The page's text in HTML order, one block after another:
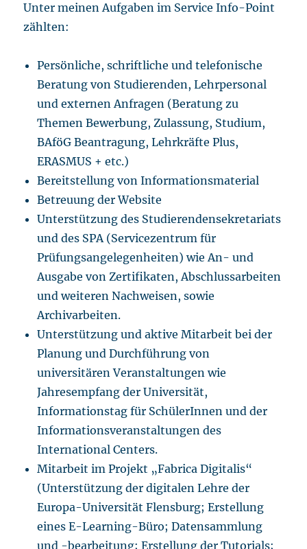
Unter meinen Aufgaben im Service Info-Point
zählten:
Persönliche, schriftliche und telefonische
Beratung von Studierenden, Lehrpersonal
und externen Anfragen (Beratung zu
Themen Bewerbung, Zulassung, Studium,
BAföG Beantragung, Lehrkräfte Plus,
ERASMUS + etc.)
Bereitstellung von Informationsmaterial
Betreuung der Website
Unterstützung des Studierendensekretariats
und des SPA (Servicezentrum für
Prüfungsangelegenheiten) wie An- und
Ausgabe von Zertifikaten, Abschlussarbeiten
und weiteren Nachweisen, sowie
Archivarbeiten.
Unterstützung und aktive Mitarbeit bei der
Planung und Durchführung von
universitären Veranstaltungen wie
Jahresempfang der Universität,
Informationstag für SchülerInnen und der
Informationsveranstaltungen des
International Centers.
Mitarbeit im Projekt „Fabrica Digitalis“
(Unterstützung der digitalen Lehre der
Europa-Universität Flensburg; Erstellung
eines E-Learning-Büro; Datensammlung
und -bearbeitung; Erstellung der Tutorials;